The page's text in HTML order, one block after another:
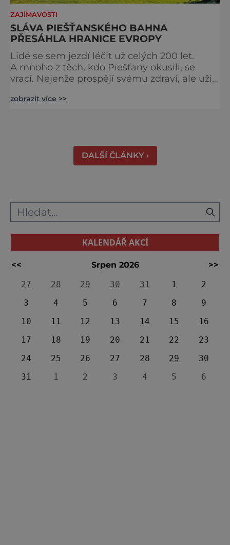
ZAJÍMAVOSTI
SLÁVA PIEŠŤANSKÉHO BAHNA
PŘESÁHLA HRANICE EVROPY
Lidé se sem jezdí léčit už celých 200 let.
A mnoho z těch, kdo Piešťany okusili, se
vrací. Nejenže prospějí svému zdraví, ale užijí
řekne slovenské lázně, Piešťany bývají první
zobrazit více >>
DALŠÍ ČLÁNKY ›
KALENDÁŘ AKCÍ
<< Srpen 2026
>>
27
28 29 30 31 1
2
3
4 5 6 7 8
9
10
11 12 13 14 15
16
17
18 19 20 21 22
23
24
25 26 27 28 29
30
31
1 2 3 4 5 6